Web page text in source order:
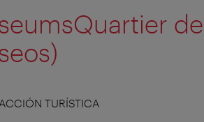
TURÍSTICA